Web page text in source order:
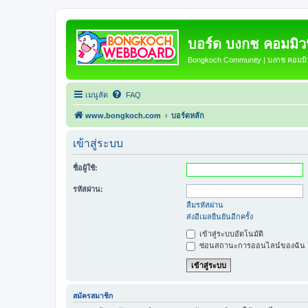
บอร์ด บงกช คอมมิ
Bongkoch Community | บงกช คอม
เมนูลัด FAQ
www.bongkoch.com บอร์ดหลัก
เข้าสู่ระบบ
ชื่อผู้ใช้:
รหัสผ่าน:
ลืมรหัสผ่าน
ส่งอีเมลยืนยันอีกครั้ง
เข้าสู่ระบบอัตโนมัติ
ซ่อนสถานะการออนไลน์ของฉัน
สมัครสมาชิก